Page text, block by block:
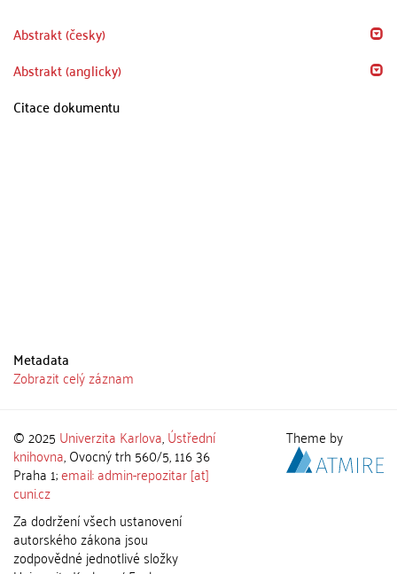
Abstrakt (česky)
Abstrakt (anglicky)
Citace dokumentu
Metadata
Zobrazit celý záznam
© 2025 Univerzita Karlova,Ústřední
knihovna, Ovocný trh 560/5, 116 36
Praha 1;email: admin-repozitar [at]
cuni.cz
Za dodržení všech ustanovení
autorského zákona jsou
zodpovědné jednotlivé složky
Theme by